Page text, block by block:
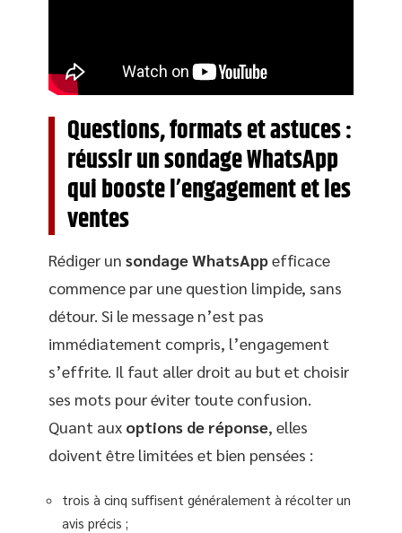
Questions, formats et astuces :
réussir un sondage WhatsApp
qui booste l’engagement et les
ventes
Rédiger un sondage WhatsAppefficace
commence par une question limpide, sans
détour. Si le message n’est pas
immédiatement compris, l’engagement
s’effrite. Il faut aller droit au but et choisir
ses mots pour éviter toute confusion.
Quant aux options de réponse, elles
doivent être limitées et bien pensées :
trois à cinq suffisent généralement à récolter un
avis précis ;